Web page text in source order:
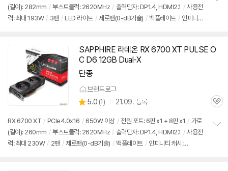
(길이): 282mm / 부스트클럭: 2620MHz / 출력단자: DP1.4, HDMI2.1 / 사용전
력: 최대 193W / 3팬 / LED 라이트 / 제로팬(0-dB기술) / 백플레이트 / 인피니티
SAPPHIRE 라데온 RX 6700 XT PULSE O
C D6 12GB Dual-X
단종
브랜드로그
별
점
5.0 (상
리
뷰
1) 21.09. 등록
관
RX 6700 XT / PCIe4.0x16 / 650W 이상 / 전원 포트: 6핀 x1 + 8핀 x1 / 가로
(길이): 260mm / 부스트클럭: 2620MHz / 출력단자: DP1.4, HDMI2.1 / 사용전
력: 최대 230W / 2팬 / 제로팬(0-dB기술) / 백플레이트 / 인피니티 캐시: